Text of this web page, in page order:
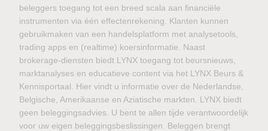
beleggers toegang tot een breed scala aan financiële
instrumenten via één effectenrekening. Klanten kunnen
gebruikmaken van een handelsplatform met analysetools,
trading apps en (realtime) koersinformatie. Naast
brokerage-diensten biedt LYNX toegang tot beursnieuws,
marktanalyses en educatieve content via het LYNX Beurs &
Kennisportaal. Hier vindt u informatie over de Nederlandse,
Belgische, Amerikaanse en Aziatische markten. LYNX biedt
geen beleggingsadvies. U bent te allen tijde verantwoordelijk
voor uw eigen beleggingsbeslissingen. Beleggen brengt